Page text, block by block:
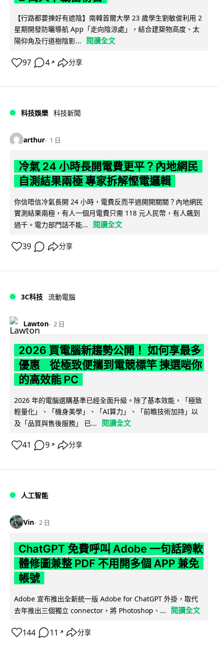
【行路都要揀好有遮陰】南韓首爾大學 23 歲學生劉敏俊利用 2
星期開發防曬導航 App「走向陰涼處」，結合建築物高度、太
陽仰角及行道樹陰影...
閱讀全文
97 4 ↗ 分享
科技娛樂 科技新聞
arthur 1 日
冷氣 24 小時長開電費更平？內地網民
自測結果兩極 專家拆解慳電邏輯
你信唔信冷氣長開 24 小時，電費反而平過開開關關？內地網民
實測結果兩極，有人一個月電費只需 118 元人民幣，有人飆到
過千。電力部門話不能...
閱讀全文
39 分享
3C科技 流動電腦
Lawton 2 日
2026 買電腦新趨勢公開！ 如何享最多
優惠 從極致便攜到電競標竿 揀選啱你
的高效能 PC
2026 年的電腦選購基準已經全面升級。除了基本效能，「極致
輕量化」、「機身美學」、「AI算力」、「前瞻技術加持」以
及「品質與售後服務」 已...
閱讀全文
41 9 ↗ 分享
人工智能
Vin 2 日
ChatGPT 免費呼叫 Adobe 一句話跨軟
體修圖兼整 PDF 不用開多個 APP 兼免
帳號
Adobe 宣布推出全新統一版 Adobe for ChatGPT 外掛，取代
去年推出三個獨立 connector，將 Photoshop、...
閱讀全文
144 11 ↗ 分享